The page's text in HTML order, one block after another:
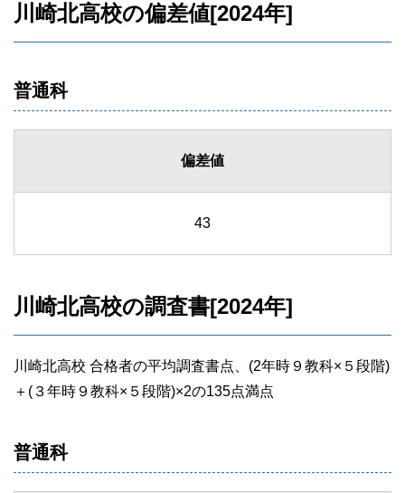
川崎北高校の偏差値[2024年]
普通科
偏差値
43
川崎北高校の調査書[2024年]
川崎北高校 合格者の平均調査書点、(2年時９教科×５段階)
＋(３年時９教科×５段階)×2の135点満点
普通科